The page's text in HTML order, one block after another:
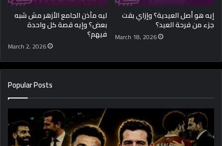
إيه هو أصل العيدية؟ وإزاي بقت
جزء من فرحة العيد؟
March 18, 2026
ليه مآذن الجامع الأزهر مش شبه
بعض؟ وإيه قصة كل واحدة
فيهم؟
March 2, 2026
Popular Posts